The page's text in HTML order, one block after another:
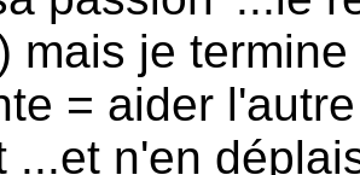
mais je
= aider
...et n'en